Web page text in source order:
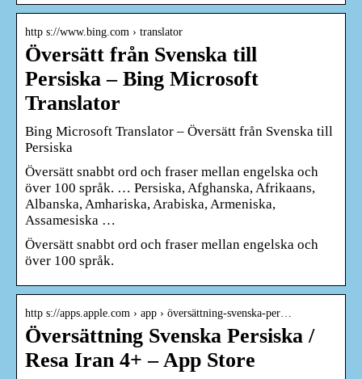
http s://www.bing.com › translator
Översätt från Svenska till
Persiska – Bing Microsoft
Translator
Bing Microsoft Translator – Översätt från Svenska till
Persiska
Översätt snabbt ord och fraser mellan engelska och
över 100 språk. … Persiska, Afghanska, Afrikaans,
Albanska, Amhariska, Arabiska, Armeniska,
Assamesiska …
Översätt snabbt ord och fraser mellan engelska och
över 100 språk.
http s://apps.apple.com › app › översättning-svenska-per…
Översättning Svenska Persiska /
Resa Iran 4+ – App Store